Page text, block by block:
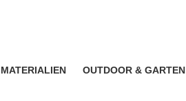
OUTDOOR & GARTEN